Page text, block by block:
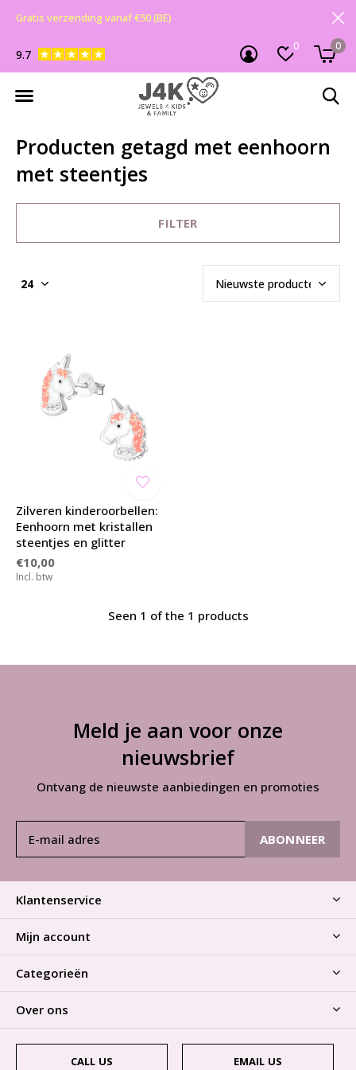
0 0
9.7
Gratis verzending vanaf €50 (BE)
Producten getagd met eenhoorn
met steentjes
FILTER
Zilveren kinderoorbellen:
Eenhoorn met kristallen
steentjes en glitter
€10,00
Incl. btw
Seen 1 of the 1 products
Meld je aan voor onze
nieuwsbrief
Ontvang de nieuwste aanbiedingen en promoties
ABONNEER
Klantenservice
Mijn account
Categorieën
Over ons
CALL US EMAIL US